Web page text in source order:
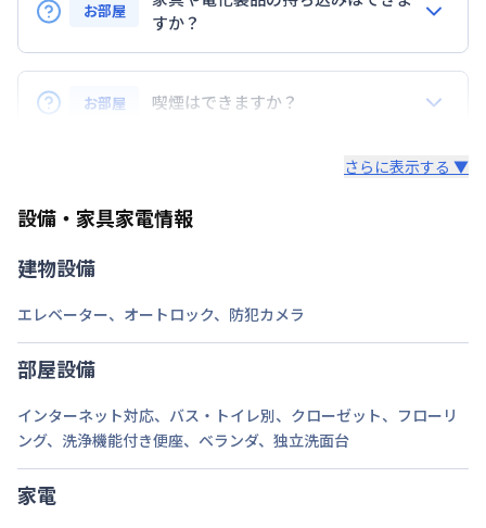
定員
2名
次回更新日
情報更新日より14日以内
お部屋
すか？
お持ち込みいただけます。
ただし、標準設備として部屋に備え付けの家具・家電
以外の扱いについては当社では責任を負いかねます。
また、お持ち込みいただいた家具や家電はご退去時に
お部屋 喫煙はできますか？
さらに表示する ▼
設備・家具家電情報
建物設備
エレベーター、 オートロック、 防犯カメラ
部屋設備
インターネット対応、 バス・トイレ別、 クローゼット、 フローリ
ング、 洗浄機能付き便座、 ベランダ、 独立洗面台
家電